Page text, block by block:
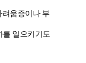
움증이나 부
를 일으키기도